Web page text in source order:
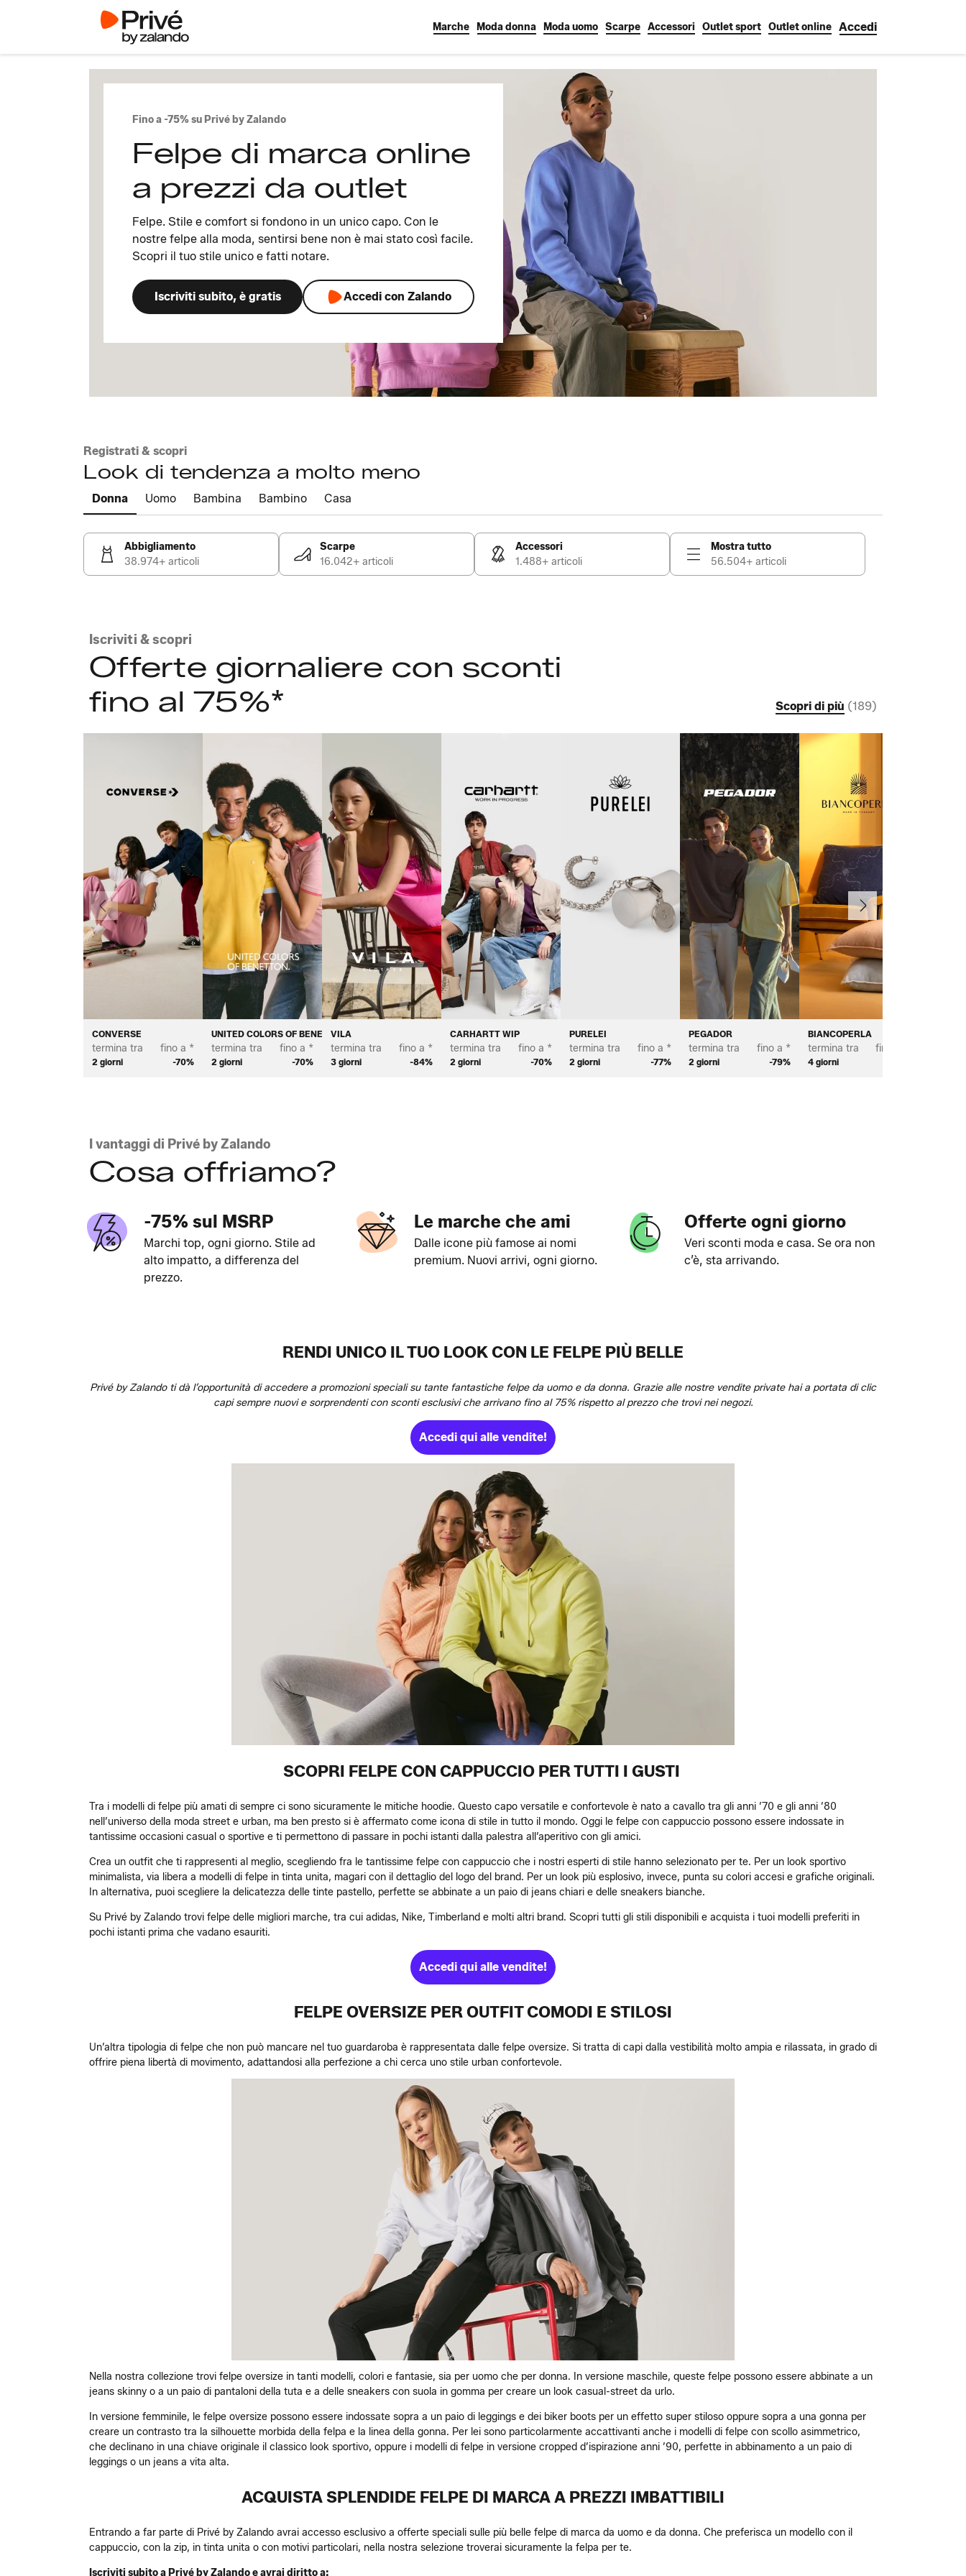
Marche Moda donna Moda uomo Scarpe Accessori Outlet sport Outlet online Accedi
Fino a -75% su Privé by Zalando
Felpe di marca online
a prezzi da outlet
Felpe. Stile e comfort si fondono in un unico capo. Con le
nostre felpe alla moda, sentirsi bene non è mai stato così facile.
Scopri il tuo stile unico e fatti notare.
Iscriviti subito, è gratis Accedi con Zalando
Registrati & scopri
Look di tendenza a molto meno
Donna Uomo Bambina Bambino Casa
Abbigliamento
38.974+ articoli
Scarpe
16.042+ articoli
Accessori
1.488+ articoli
Mostra tutto
56.504+ articoli
Iscriviti & scopri
Offerte giornaliere con sconti
fino al 75%*
Scopri di più (189)
CONVERSE
termina tra
2 giorni
fino a *
-70%
UNITED COLORS OF BENETTON
termina tra
2 giorni
fino a *
-70%
VILA
termina tra
3 giorni
fino a *
-84%
CARHARTT WIP
termina tra
2 giorni
fino a *
-70%
PURELEI
termina tra
2 giorni
fino a *
-77%
PEGADOR
termina tra
2 giorni
fino a *
-79%
BIANCOPERLA
termina tra
4 giorni
fino a *
Precedente Avanti
I vantaggi di Privé by Zalando
Cosa offriamo?
-75% sul MSRP
Marchi top, ogni giorno. Stile ad
alto impatto, a differenza del
prezzo.
Le marche che ami
Dalle icone più famose ai nomi
premium. Nuovi arrivi, ogni giorno.
Offerte ogni giorno
Veri sconti moda e casa. Se ora non
c’è, sta arrivando.
RENDI UNICO IL TUO LOOK CON LE FELPE PIÙ BELLE
Privé by Zalando ti dà l’opportunità di accedere a promozioni speciali su tante fantastiche felpe da uomo e da donna. Grazie alle nostre vendite private hai a portata di clic
capi sempre nuovi e sorprendenti con sconti esclusivi che arrivano fino al 75% rispetto al prezzo che trovi nei negozi.
Accedi qui alle vendite!
SCOPRI FELPE CON CAPPUCCIO PER TUTTI I GUSTI
Tra i modelli di felpe più amati di sempre ci sono sicuramente le mitiche hoodie. Questo capo versatile e confortevole è nato a cavallo tra gli anni ’70 e gli anni ’80
nell’universo della moda street e urban, ma ben presto si è affermato come icona di stile in tutto il mondo. Oggi le felpe con cappuccio possono essere indossate in
tantissime occasioni casual o sportive e ti permettono di passare in pochi istanti dalla palestra all’aperitivo con gli amici.
Crea un outfit che ti rappresenti al meglio, scegliendo fra le tantissime felpe con cappuccio che i nostri esperti di stile hanno selezionato per te. Per un look sportivo
minimalista, via libera a modelli di felpe in tinta unita, magari con il dettaglio del logo del brand. Per un look più esplosivo, invece, punta su colori accesi e grafiche originali.
In alternativa, puoi scegliere la delicatezza delle tinte pastello, perfette se abbinate a un paio di jeans chiari e delle sneakers bianche.
Su Privé by Zalando trovi felpe delle migliori marche, tra cui adidas, Nike, Timberland e molti altri brand. Scopri tutti gli stili disponibili e acquista i tuoi modelli preferiti in
pochi istanti prima che vadano esauriti.
Accedi qui alle vendite!
FELPE OVERSIZE PER OUTFIT COMODI E STILOSI
Un’altra tipologia di felpe che non può mancare nel tuo guardaroba è rappresentata dalle felpe oversize. Si tratta di capi dalla vestibilità molto ampia e rilassata, in grado di
offrire piena libertà di movimento, adattandosi alla perfezione a chi cerca uno stile urban confortevole.
Nella nostra collezione trovi felpe oversize in tanti modelli, colori e fantasie, sia per uomo che per donna. In versione maschile, queste felpe possono essere abbinate a un
jeans skinny o a un paio di pantaloni della tuta e a delle sneakers con suola in gomma per creare un look casual-street da urlo.
In versione femminile, le felpe oversize possono essere indossate sopra a un paio di leggings e dei biker boots per un effetto super stiloso oppure sopra a una gonna per
creare un contrasto tra la silhouette morbida della felpa e la linea della gonna. Per lei sono particolarmente accattivanti anche i modelli di felpe con scollo asimmetrico,
che declinano in una chiave originale il classico look sportivo, oppure i modelli di felpe in versione cropped d’ispirazione anni ’90, perfette in abbinamento a un paio di
leggings o un jeans a vita alta.
ACQUISTA SPLENDIDE FELPE DI MARCA A PREZZI IMBATTIBILI
Entrando a far parte di Privé by Zalando avrai accesso esclusivo a offerte speciali sulle più belle felpe di marca da uomo e da donna. Che preferisca un modello con il
cappuccio, con la zip, in tinta unita o con motivi particolari, nella nostra selezione troverai sicuramente la felpa per te.
Iscriviti subito a Privé by Zalando e avrai diritto a: